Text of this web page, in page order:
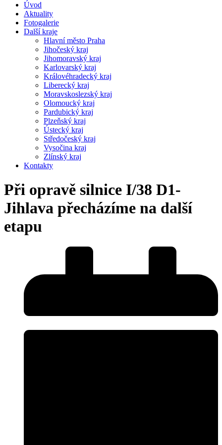
Úvod
Aktuality
Fotogalerie
Další kraje
Hlavní město Praha
Jihočeský kraj
Jihomoravský kraj
Karlovarský kraj
Královéhradecký kraj
Liberecký kraj
Moravskoslezský kraj
Olomoucký kraj
Pardubický kraj
Plzeňský kraj
Ústecký kraj
Středočeský kraj
Vysočina kraj
Zlínský kraj
Kontakty
Při opravě silnice I/38 D1-
Jihlava přecházíme na další
etapu